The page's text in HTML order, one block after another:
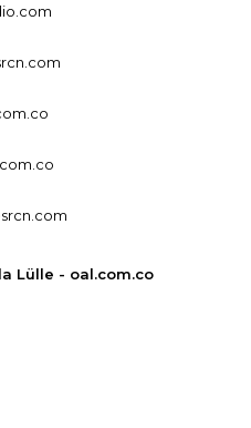
Lülle - oal.com.co